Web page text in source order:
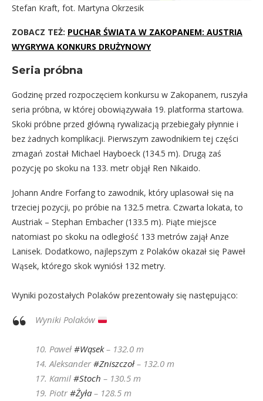
Stefan Kraft, fot. Martyna Okrzesik
ZOBACZ TEŻ: PUCHAR ŚWIATA W ZAKOPANEM: AUSTRIA
WYGRYWA KONKURS DRUŻYNOWY
Seria próbna
Godzinę przed rozpoczęciem konkursu w Zakopanem, ruszyła
seria próbna, w której obowiązywała 19. platforma startowa.
Skoki próbne przed główną rywalizacją przebiegały płynnie i
bez żadnych komplikacji. Pierwszym zawodnikiem tej części
zmagań został Michael Hayboeck (134.5 m). Drugą zaś
pozycję po skoku na 133. metr objął Ren Nikaido.
Johann Andre Forfang to zawodnik, który uplasował się na
trzeciej pozycji, po próbie na 132.5 metra. Czwarta lokata, to
Austriak – Stephan Embacher (133.5 m). Piąte miejsce
natomiast po skoku na odległość 133 metrów zajął Anze
Lanisek. Dodatkowo, najlepszym z Polaków okazał się Paweł
Wąsek, którego skok wyniósł 132 metry.
Wyniki pozostałych Polaków prezentowały się następująco:
Wyniki Polaków
10. Paweł #Wąsek– 132.0 m
14. Aleksander#Zniszczoł – 132.0 m
17. Kamil #Stoch – 130.5 m
19. Piotr#Żyła – 128.5 m